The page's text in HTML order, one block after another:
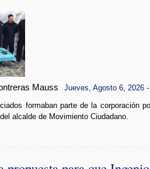
Mauss Jueves, Agosto 6, 2026
formaban parte de la corporación
alcalde de Movimiento Ciudadano.